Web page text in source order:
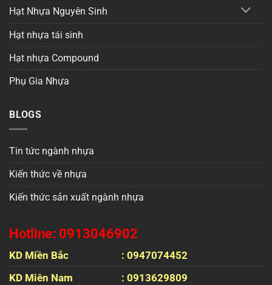
Hạt Nhựa Nguyên Sinh
Hạt nhựa tái sinh
Hạt nhựa Compound
Phụ Gia Nhựa
BLOGS
Tin tức ngành nhựa
Kiến thức về nhựa
Kiến thức sản xuất ngành nhựa
Hotline: 0913046902
KD Miền Bắc
: 0947074452
KD Miên Nam
: 0913629809